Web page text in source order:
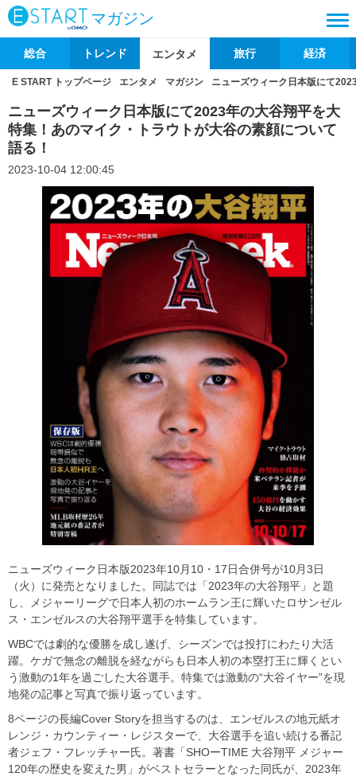
マガジン
総合 トレンド エンタメ 旅行 経済
E START トップページ エンタメ マガジン ニューズウィーク日本版にて
ニューズウィーク日本版にて2023年の大谷翔平を大
特集！あのマイク・トラウトが大谷の素顔について
語る！
2023-10-04 12:00:45
ニューズウィーク日本版2023年10月10・17日合併号が10月3日
（火）に発売となりました。同誌では「2023年の大谷翔平」と題
し、メジャーリーグで日本人初のホームラン王に輝いたロサンゼル
ス・エンゼルスの大谷翔平選手を特集しています。
WBCでは劇的な優勝を成し遂げ、シーズンでは投打にわたり大活
躍。ケガで無念の離脱を経ながらも日本人初の本塁打王に輝くとい
う激動の1年を過ごした大谷選手。特集では激動の“大谷イヤー”を現
地発の記事と写真で振り返っています。
8ページの長編Cover Storyを担当するのは、エンゼルスの地元紙オ
レンジ・カウンティー・レジスターで、大谷選手を追い続ける番記
者ジェフ・フレッチャー氏。著書「SHOーTIME 大谷翔平 メジャー
120年の歴史を変えた男」がベストセラーとなった同氏が、2023年